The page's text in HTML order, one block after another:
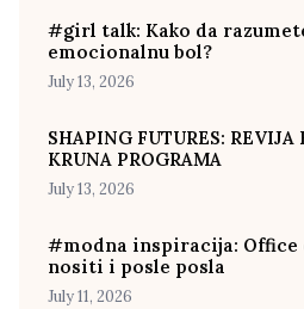
#girl talk: Kako da
emocionalnu bol?
July 13, 2026
SHAPING FUTURES: REVIJA
KRUNA PROGRAMA
July 13, 2026
#modna inspiracija:
nositi i posle posla
July 11, 2026